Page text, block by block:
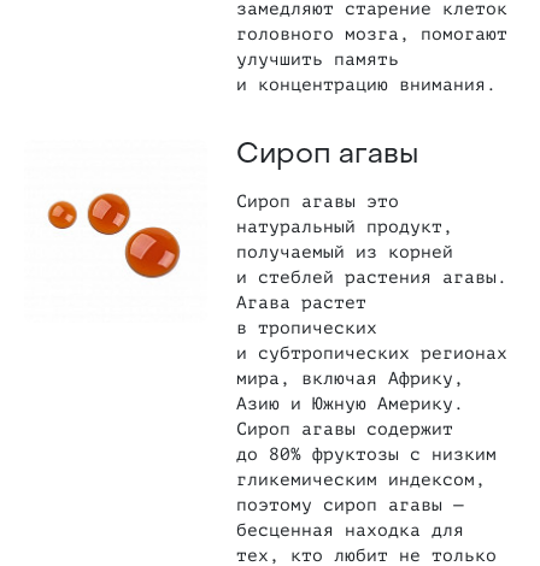
замедляют старение клеток
головного мозга, помогают
улучшить память
и концентрацию внимания.
Сироп агавы
Сироп агавы это
натуральный продукт,
получаемый из корней
и стеблей растения агавы.
Агава растет
в тропических
и субтропических регионах
мира, включая Африку,
Азию и Южную Америку.
Сироп агавы содержит
до 80% фруктозы с низким
гликемическим индексом,
поэтому сироп агавы —
бесценная находка для
тех, кто любит не только